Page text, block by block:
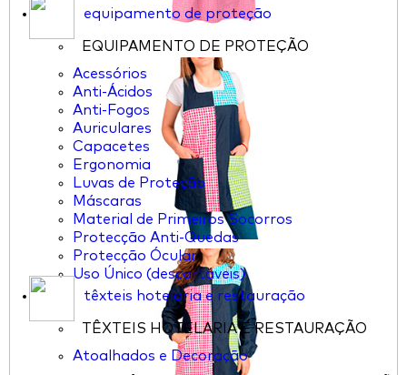
equipamento de proteção
EQUIPAMENTO DE PROTEÇÃO
Acessórios
Anti-Ácidos
Anti-Fogos
Auriculares
Capacetes
Ergonomia
Luvas de Proteção
Máscaras
Material de Primeiros Socorros
Protecção Anti-Quedas
Protecção Ócular
Uso Único (descartáveis)
têxteis hotelaria e restauração
TÊXTEIS HOTELARIA E RESTAURAÇÃO
Atoalhados e Decoração